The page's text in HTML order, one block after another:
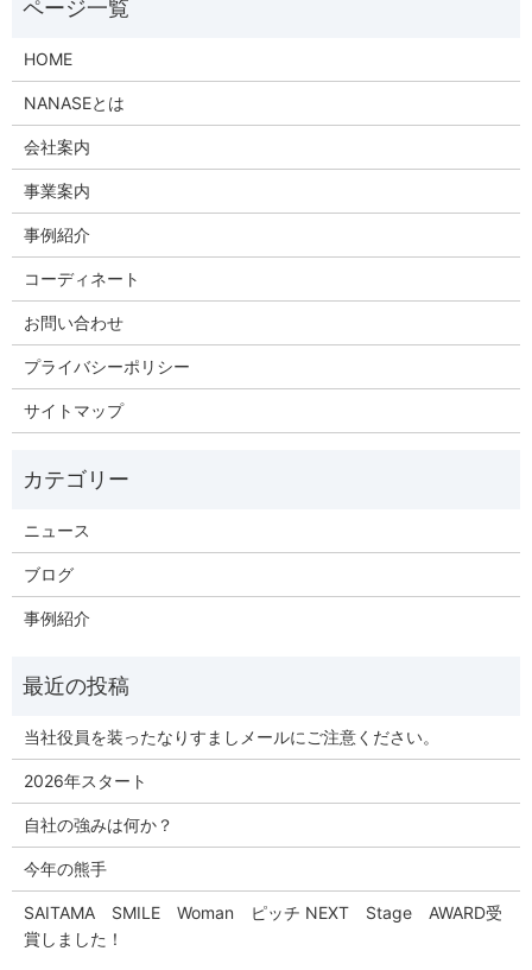
HOME
NANASEとは
会社案内
事業案内
事例紹介
コーディネート
お問い合わせ
プライバシーポリシー
サイトマップ
ニュース
ブログ
事例紹介
当社役員を装ったなりすましメールにご注意ください。
2026年スタート
自社の強みは何か？
今年の熊手
SAITAMA SMILE Woman ピッチ NEXT Stage AWARD受
賞しました！